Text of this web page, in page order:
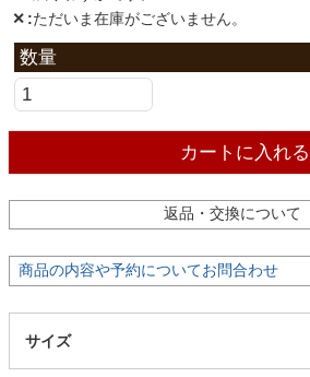
収納用品
キッチン用品
家電・照明器具
✕ ただいま在庫がございません。
カートに入れる
返品・交換について
商品の内容や予約についてお問合わせ
サイズ